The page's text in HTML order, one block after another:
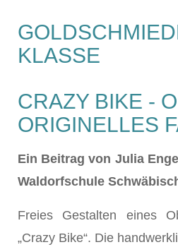
KLASSE
CRAZY BIKE -
ORIGINELLES
Ein Beitrag von Julia
Waldorfschule
Freies Gestalten eines
„Crazy Bike“. Die